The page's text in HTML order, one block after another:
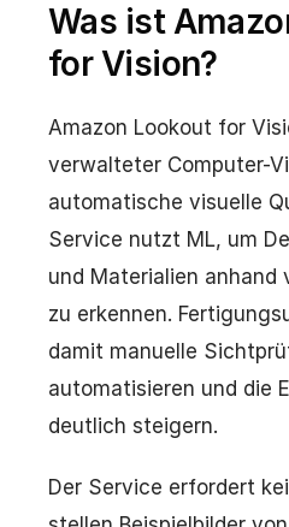
Was ist
for Vision?
Amazon Lookout for
verwalteter Computer-
automatische visuelle
Service nutzt ML, um
und Materialien anhand
zu erkennen.
damit manuelle
automatisieren und die
deutlich steigern.
Der Service erfordert